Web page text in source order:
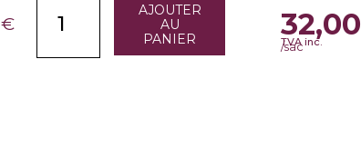
€
AJOUTER
AU
PANIER
32,00
TVA inc.
/sac